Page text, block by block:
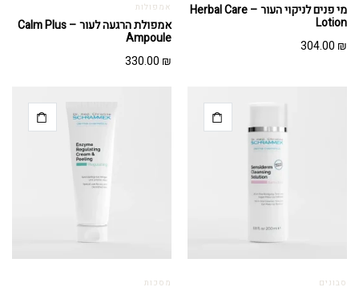
מי פנים לניקוי העור – Herbal Care
Lotion
304.00 ₪
אמפולות
אמפולת הרגעה לעור – Calm Plus
Ampoule
330.00 ₪
סבונים מסכות